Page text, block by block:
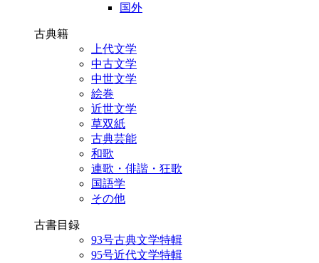
国外
古典籍
上代文学
中古文学
中世文学
絵巻
近世文学
草双紙
古典芸能
和歌
連歌・俳諧・狂歌
国語学
その他
古書目録
93号古典文学特輯
95号近代文学特輯